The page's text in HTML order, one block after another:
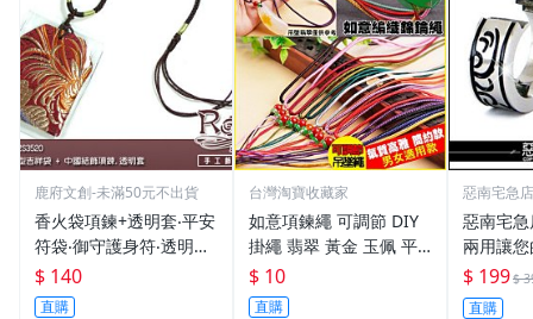
鹿府文創-未滿50元不出貨
香火袋項鍊+透明套‧平安
符袋‧御守護身符‧透明套
防水【鹿府文創 B02S35
20】
$ 140
直購
台灣淘寶收藏家
如意項鍊繩 可調節 DIY
掛繩 翡翠 黃金 玉佩 平
安扣 氣質高檔 項鍊繩 男
女適用款
$ 10
直購
惡南宅急店
惡南宅
兩用讓
『西德
環』。
$ 199$
直購